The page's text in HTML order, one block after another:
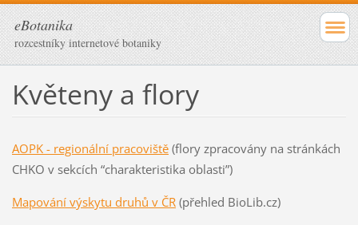
eBotanika
rozcestníky internetové botaniky
Květeny a flory
AOPK - regionální pracoviště(flory zpracovány na stránkách
CHKO v sekcích “charakteristika oblasti”)
Mapování výskytu druhů v ČR(přehled BioLib.cz)